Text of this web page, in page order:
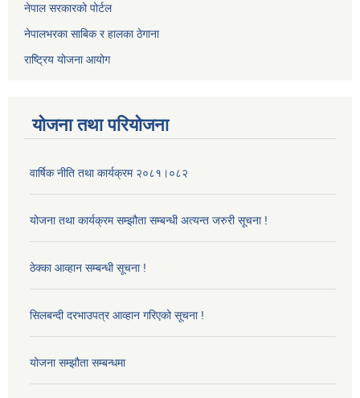
नेपाल सरकारको पोर्टल
नेपालभरका साबिक र हालका ठेगाना
राष्ट्रिय योजना आयोग
योजना तथा परियोजना
वार्षिक नीति तथा कार्यक्रम २०८१।०८२
योजना तथा कार्यक्रम सम्झौता सम्बन्धी अत्यन्त जरुरी सूचना !
ठेक्का आव्हान सम्बन्धी सूचना !
सिलबन्दी दरभाउपत्र आव्हान गरिएको सूचना !
योजना सम्झौता सम्बन्धमा